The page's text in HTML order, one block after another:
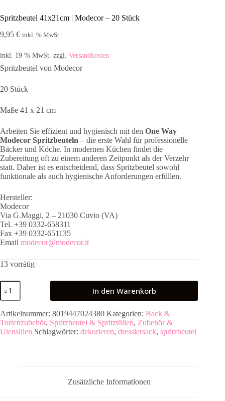
Spritzbeutel 41x21cm | Modecor – 20 Stück
9,95 € inkl. % MwSt.
inkl. 19 % MwSt. zzgl. Versandkosten
Spritzbeutel von Modecor
20 Stück
Maße 41 x 21 cm
Arbeiten Sie effizient und hygienisch mit den One Way
Modecor Spritzbeuteln – die erste Wahl für professionelle
Bäcker und Köche. In modernen Küchen findet die
Zubereitung oft zu einem anderen Zeitpunkt als der Verzehr
statt. Daher ist es entscheidend, dass Spritzbeutel sowohl
funktionale als auch hygienische Anforderungen erfüllen.
Hersteller:
Modecor
Via G.Maggi, 2 – 21030 Cuvio (VA)
Tel. +39 0332-658311
Fax +39 0332-651135
Email modecor@modecor.it
13 vorrätig
Spritzbeutel
41x21cm
|
Modecor
-
20
Stück
In den Warenkorb
Artikelnummer: 8019447024380 Kategorien: Back &
Tortenzubehör, Spritzbeutel & Spritztüllen, Zubehör &
Utensilien Schlagwörter: dekorieren, dressiersack, spritzbeutel
Zusätzliche Informationen